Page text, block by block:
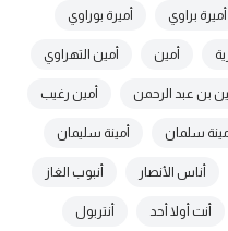
أميرة براوي أميرة بوراوي
أمين أمين التهراوي
بن عبد الرحمن أمين رغيب
سلمان أمينة سليمان
أناس الأنصار أنبوب الغاز
أنت أولا أحد أنتربول